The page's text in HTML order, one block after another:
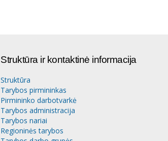
Struktūra ir kontaktinė informacija
Struktūra
Tarybos pirmininkas
Pirmininko darbotvarkė
Tarybos administracija
Tarybos nariai
Regioninės tarybos